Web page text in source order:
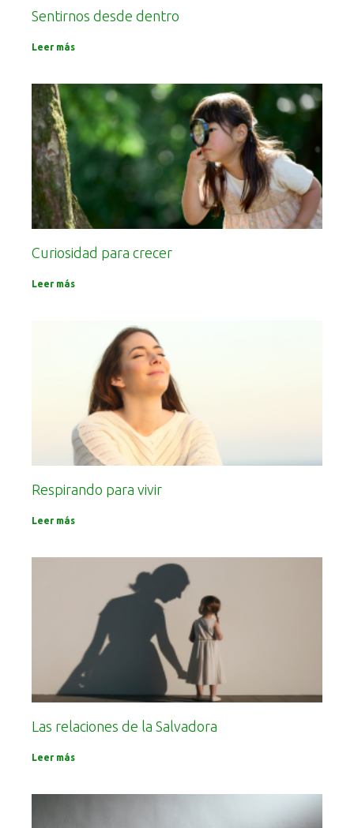
Sentirnos desde dentro
Leer más
Curiosidad para crecer
Leer más
Respirando para vivir
Leer más
Las relaciones de la Salvadora
Leer más